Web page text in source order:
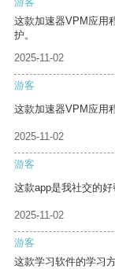
这款加速器VPM应用
护。
2025-11-02
游客
这款加速器VPM应用
2025-11-02
游客
这款app是我社交的
2025-11-02
游客
这款学习软件的学习